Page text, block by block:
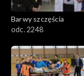
Barwy szczęścia
odc. 2248